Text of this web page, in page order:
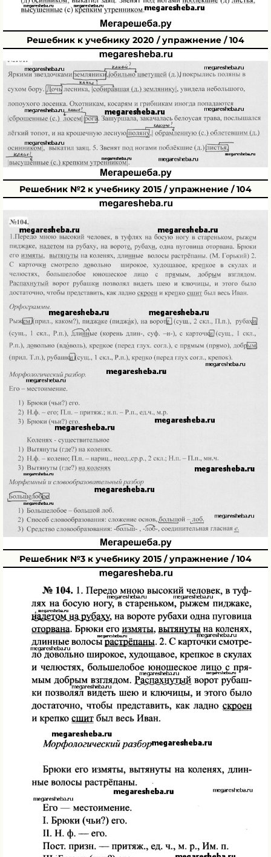
Решебник к учебнику 2020 / упражнение / 104
Решебник №2 к учебнику 2015 / упражнение / 104
Решебник №3 к учебнику 2015 / упражнение / 104